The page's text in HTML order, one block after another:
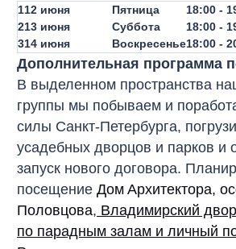
112 июня Пятница
18:00 -
213 июня Суббота
18:00 -
314 июня Воскресенье18:00 -
Дополнительная программа
В выделенном пространства
группы мы побываем и
силы Санкт-Петербурга,
усадебных дворцов и парков и
запуск нового договора.
посещение Дом Архитектора,
Половцова, Владимирский
по парадным залам и личный